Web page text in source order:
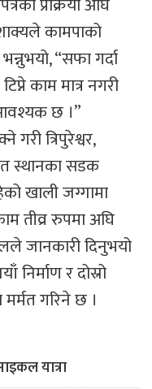
कामपाको
“सफा गर्दा
काम मात्र नगरी
छ ।”
त्रिपुरेश्वर,
स्थानका सडक
खाली जग्गामा
तीव्र रुपमा अघि
जानकारी दिनुभयो
निर्माण र दोस्रो
गरिने छ ।
यात्रा